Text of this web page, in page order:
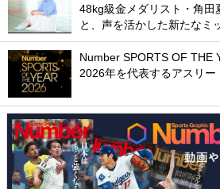
48kg級金メダリスト・角田
と、声を活かした新たなミ
Number SPORTS OF THE
2026年を代表するアスリー